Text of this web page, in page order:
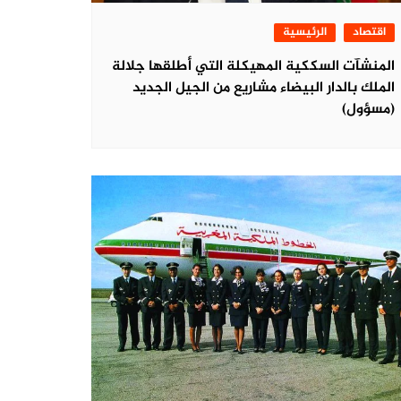
اقتصاد الرئيسية
المنشآت السككية المهيكلة التي أطلقها جلالة
الملك بالدار البيضاء مشاريع من الجيل الجديد
(مسؤول)